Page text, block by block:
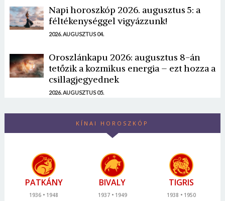
Napi horoszkóp 2026. augusztus 5: a
féltékenységgel vigyázzunk!
2026. AUGUSZTUS 04.
Oroszlánkapu 2026: augusztus 8-án
tetőzik a kozmikus energia – ezt hozza a
csillagjegyednek
2026. AUGUSZTUS 05.
KÍNAI HOROSZKÓP
PATKÁNY
1936
1948
BIVALY
1937
1949
TIGRIS
1938
1950